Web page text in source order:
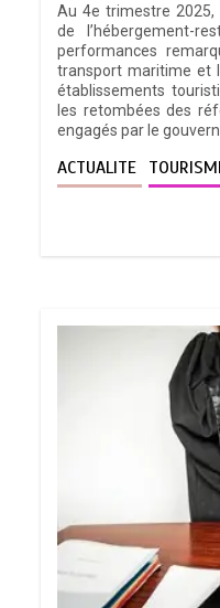
Au 4e trimestre
de l’hébergement-
performances
transport maritime et
établissements
les retombées des
engagés par le
ACTUALITE